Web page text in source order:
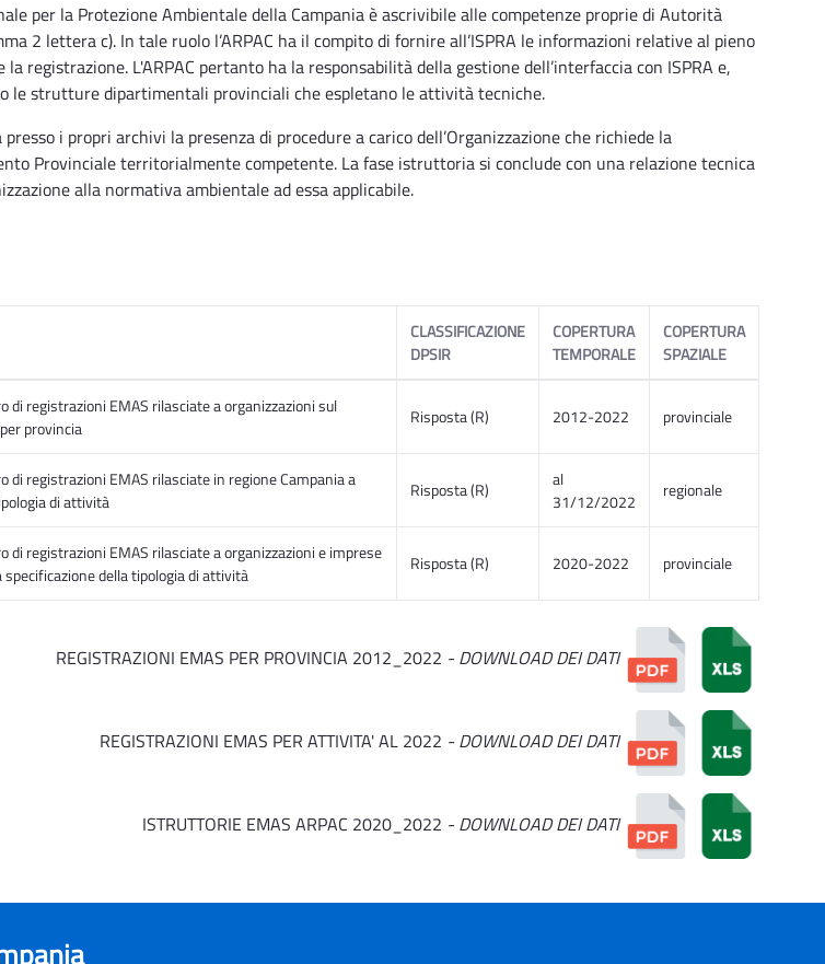
per la Protezione Ambientale della Campania è ascrivibile alle competenze proprie di Autorità
2 lettera c). In tale ruolo l’ARPAC ha il compito di fornire all’ISPRA le informazioni relative al pieno
registrazione. L'ARPAC pertanto ha la responsabilità della gestione dell’interfaccia con ISPRA e,
le strutture dipartimentali provinciali che espletano le attività tecniche.
i propri archivi la presenza di procedure a carico dell’Organizzazione che richiede la
Provinciale territorialmente competente. La fase istruttoria si conclude con una relazione tecnica
alla normativa ambientale ad essa applicabile.
CLASSIFICAZIONE
DPSIR
COPERTURA
TEMPORALE
COPERTURA
SPAZIALE
di registrazioni EMAS rilasciate a organizzazioni sul
provincia
Risposta (R) 2012-2022 provinciale
di registrazioni EMAS rilasciate in regione Campania a
di attività
Risposta (R)
al
31/12/2022
regionale
di registrazioni EMAS rilasciate a organizzazioni e imprese
della tipologia di attività
Risposta (R) 2020-2022 provinciale
REGISTRAZIONI EMAS PER PROVINCIA 2012_2022 - DOWNLOAD DEI DATI
REGISTRAZIONI EMAS PER ATTIVITA' AL 2022 - DOWNLOAD DEI DATI
ISTRUTTORIE EMAS ARPAC 2020_2022 - DOWNLOAD DEI DATI